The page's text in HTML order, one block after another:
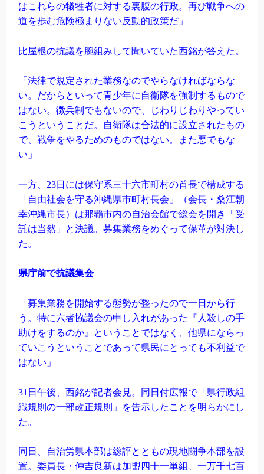
はこれらの犠牲者に対する裏腹の行政。再び戦争への
道を歩む危険極まりない反動的政策だ」
比屋根の抗議を腕組みして聞いていた西銘が答えた。
「法律で規定された業務なのでやらなければならな
い。だからといって青少年に自衛隊を強制するもので
はない。徴兵制でもないので、じわりじわりやってい
こうということだ。自衛隊は合法的に設立されたもの
で、戦争をやるためのものではない。また悪でもな
い」
一方、23日には保守系三十六市町村の首長で構成する
「自由社会を守る沖縄県市町村長会」（会長・桑江朝
幸沖縄市長）は那覇市内の自治会館で総会を開き「受
託は当然」と決議。募集業務をめぐって保革が対決し
た。
県庁前で抗議集会
「募集業務を開始する態勢が整ったので一日から行
う。特に六者協議会の申し入れがあった『人殺しの手
助けをするのか』ということではなく、他県にならっ
ていこうということであって県民にとっても不利益で
はない」
31日午後、西銘が記者会見。同日付広報で「県行政組
織規則の一部改正規則」を告示したことを明らかにし
た。
同日、自治労県本部は総評とともの現地闘争本部を設
置。委員長・仲吉良新は加盟四十一単組、一万千七百